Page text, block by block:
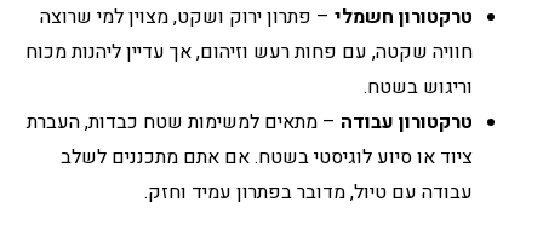
טרקטורון חשמלי – פתרון ירוק ושקט, מצוין למי שרוצה
חוויה שקטה, עם פחות רעש וזיהום, אך עדיין ליהנות מכוח
וריגוש בשטח.
טרקטורון עבודה – מתאים למשימות שטח כבדות, העברת
ציוד או סיוע לוגיסטי בשטח. אם אתם מתכננים לשלב
עבודה עם טיול, מדובר בפתרון עמיד וחזק.